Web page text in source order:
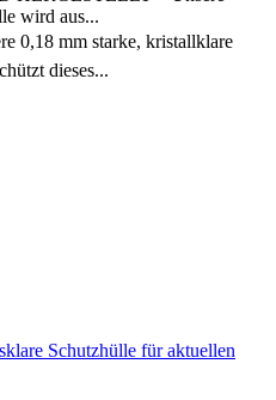
wird aus...
mm starke, kristallklare
dieses...
Schutzhülle für aktuellen